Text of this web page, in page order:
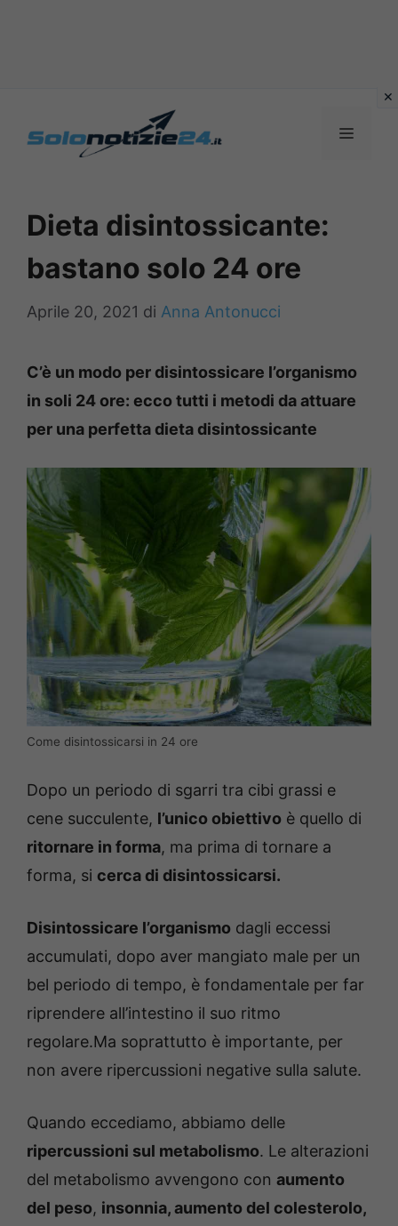
MENU
Dieta disintossicante:
bastano solo 24 ore
Aprile 20, 2021 di Anna Antonucci
C’è un modo per disintossicare l’organismo
in soli 24 ore: ecco tutti i metodi da attuare
per una perfetta dieta disintossicante
Come disintossicarsi in 24 ore
Dopo un periodo di sgarri tra cibi grassi e
cene succulente, l’unico obiettivo è quello di
ritornare in forma, ma prima di tornare a
forma, si cerca di disintossicarsi.
Disintossicare l’organismo dagli eccessi
accumulati, dopo aver mangiato male per un
bel periodo di tempo, è fondamentale per far
riprendere all’intestino il suo ritmo
regolare.Ma soprattutto è importante, per
non avere ripercussioni negative sulla salute.
Quando eccediamo, abbiamo delle
ripercussioni sul metabolismo. Le alterazioni
del metabolismo avvengono con aumento
del peso, insonnia, aumento del colesterolo,